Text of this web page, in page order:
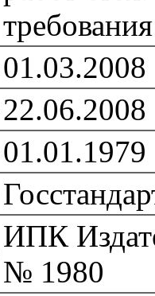
требования
01.03.2008
22.06.2008
01.01.1979
ИПК
№ 1980